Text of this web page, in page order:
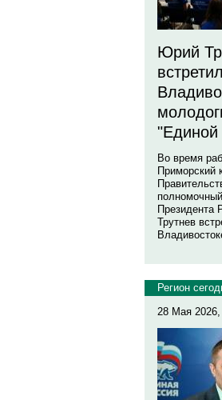
Юрий
"Единой
Во время
Приморский
Трутнев
Регион
28 Мая 2026,